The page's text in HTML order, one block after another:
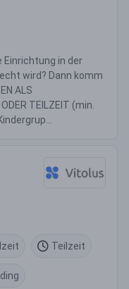
Einrichtung in der
wird? Dann komm
ALS
TEILZEIT (min.
Teilzeit